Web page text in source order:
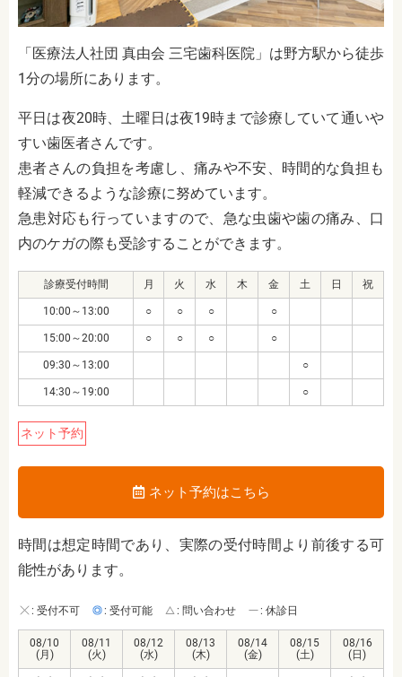
「医療法人社団 真由会 三宅歯科医院」は野方駅から徒歩
1分の場所にあります。
平日は夜20時、土曜日は夜19時まで診療していて通いや
すい歯医者さんです。
患者さんの負担を考慮し、痛みや不安、時間的な負担も
軽減できるような診療に努めています。
急患対応も行っていますので、急な虫歯や歯の痛み、口
内のケガの際も受診することができます。
診療受付時間 月 火 水 木 金 土 日 祝
10:00～13:00 ○ ○ ○ ○
15:00～20:00 ○ ○ ○ ○
09:30～13:00 ○
14:30～19:00 ○
ネット予約
ネット予約はこちら
時間は想定時間であり、実際の受付時間より前後する可
能性があります。
: 受付不可 : 受付可能 : 問い合わせ : 休診日
08/10
(月)
08/11
(火)
08/12
(水)
08/13
(木)
08/14
(金)
08/15
(土)
08/16
(日)